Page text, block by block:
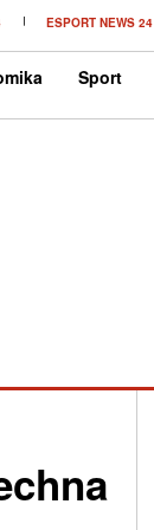
ESPORT NEWS 24
Sport